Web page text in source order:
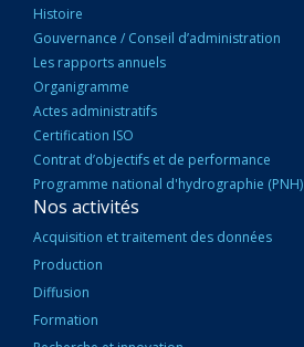
Histoire
Gouvernance / Conseil d’administration
Les rapports annuels
Organigramme
Actes administratifs
Certification ISO
Contrat d’objectifs et de performance
Programme national d'hydrographie (PNH)
Nos activités
Acquisition et traitement des données
Production
Diffusion
Formation